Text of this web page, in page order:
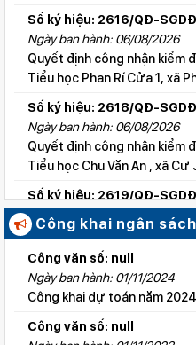
Số ký hiệu: 2616/QĐ-
Ngày ban hành: 06/08/2026
Quyết định công nhận kiểm
Tiểu học Phan Rí Cửa 1, xã
Số ký hiệu: 2618/QĐ-
Ngày ban hành: 06/08/2026
Quyết định công nhận kiểm
Tiểu học Chu Văn An , xã Cư
Số ký hiệu: 2619/QĐ-
Ngày ban hành: 06/08/2026
Quyết định công nhận kiểm
Tiểu học Lý Tự Trọng , xã Cư
Số ký hiệu: 2615/QĐ-SGDĐT
Ngày ban hành: 06/08/2026
Quyết định công nhận kiểm
Tiểu học Nguyễn Bỉnh
Công khai ngân sách
Công văn số: null
Ngày ban hành: 01/11/2024
Công khai dự toán năm 2024
Công văn số: null